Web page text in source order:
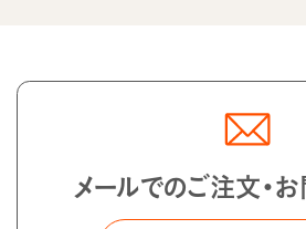
メールでのご注文・